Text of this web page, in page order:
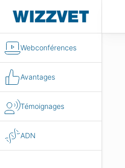
Webconférences
Avantages
Témoignages
ADN